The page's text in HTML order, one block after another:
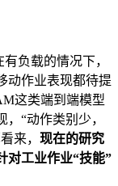
负载的情况下，
动作业表现都待提
这类端到端模型
“动作类别少，
来， 现在的研究
对工业作业“技能”